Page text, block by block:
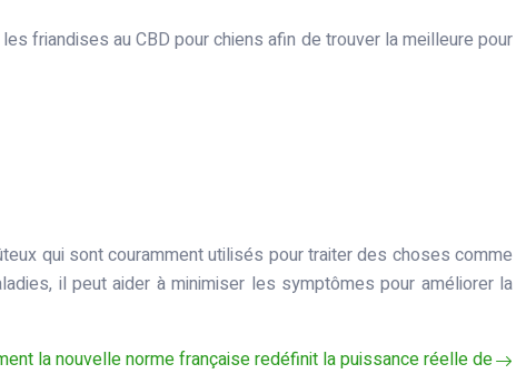
friandises au CBD pour chiens afin de trouver la meilleure pour
qui sont couramment utilisés pour traiter des choses comme
il peut aider à minimiser les symptômes pour améliorer la
la nouvelle norme française redéfinit la puissance réelle de